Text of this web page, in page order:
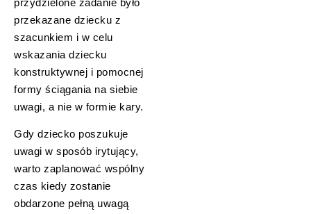
przekazane dziecku z
szacunkiem i w celu
wskazania dziecku
konstruktywnej i pomocnej
formy ściągania na siebie
uwagi, a nie w formie kary.
Gdy dziecko poszukuje
uwagi w sposób irytujący,
warto zaplanować wspólny
czas kiedy zostanie
obdarzone pełną uwagą